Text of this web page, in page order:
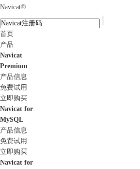
Navicat®
首页
产品
Navicat
Premium
产品信息
免费试用
立即购买
Navicat for
MySQL
产品信息
免费试用
立即购买
Navicat for